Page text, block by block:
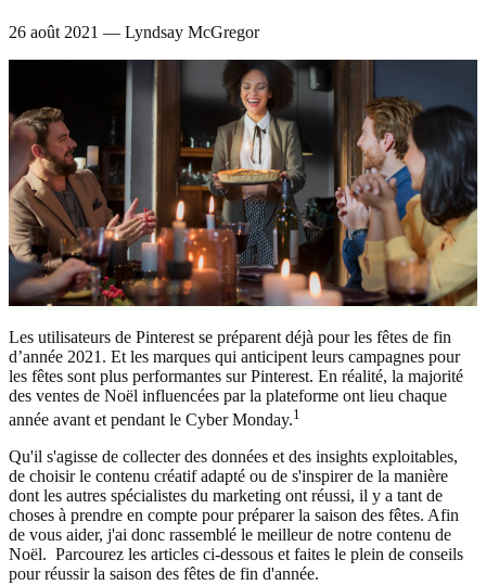
26 août 2021 — Lyndsay McGregor
Les utilisateurs de Pinterest se préparent déjà pour les fêtes de fin
d’année 2021. Et les marques qui anticipent leurs campagnes pour
les fêtes sont plus performantes sur Pinterest. En réalité, la majorité
des ventes de Noël influencées par la plateforme ont lieu chaque
année avant et pendant le Cyber Monday.1
Qu'il s'agisse de collecter des données et des insights exploitables,
de choisir le contenu créatif adapté ou de s'inspirer de la manière
dont les autres spécialistes du marketing ont réussi, il y a tant de
choses à prendre en compte pour préparer la saison des fêtes. Afin
de vous aider, j'ai donc rassemblé le meilleur de notre contenu de
Noël. Parcourez les articles ci-dessous et faites le plein de conseils
pour réussir la saison des fêtes de fin d'année.